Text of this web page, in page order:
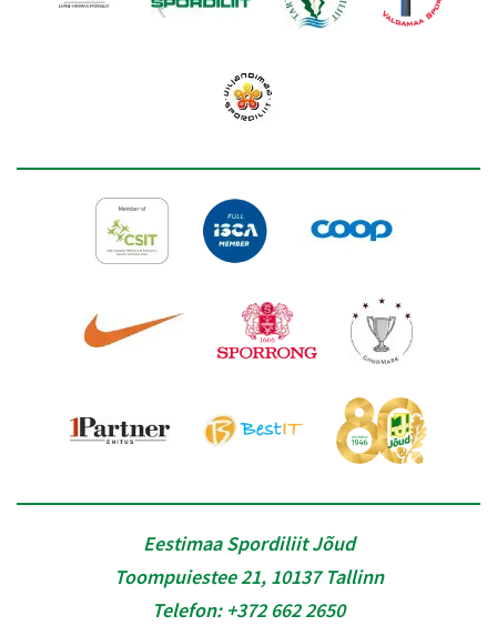
Eestimaa Spordiliit Jõud
Toompuiestee 21, 10137 Tallinn
Telefon: +372 662 2650